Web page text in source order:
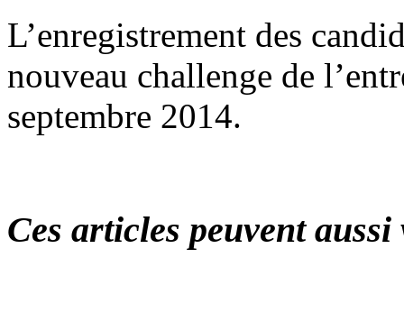
L’enregistrement des
nouveau challenge de
septembre 2014.
Ces articles peuvent